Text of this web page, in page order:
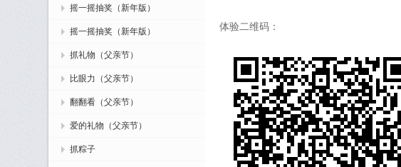
摇一摇抽奖（新年版）
摇一摇抽奖（新年版）
抓礼物（父亲节）
比眼力（父亲节）
翻翻看（父亲节）
爱的礼物（父亲节）
抓粽子
体验二维码：